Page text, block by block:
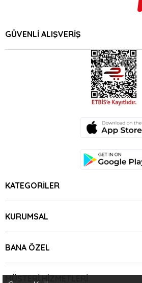
GÜVENLİ ALIŞVERİŞ
KATEGORİLER
KURUMSAL
BANA ÖZEL
MÜŞTERİ HİZMETLERİ